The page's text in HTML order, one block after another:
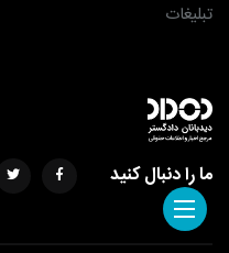
تبلیغات
ما را دنبال کنید